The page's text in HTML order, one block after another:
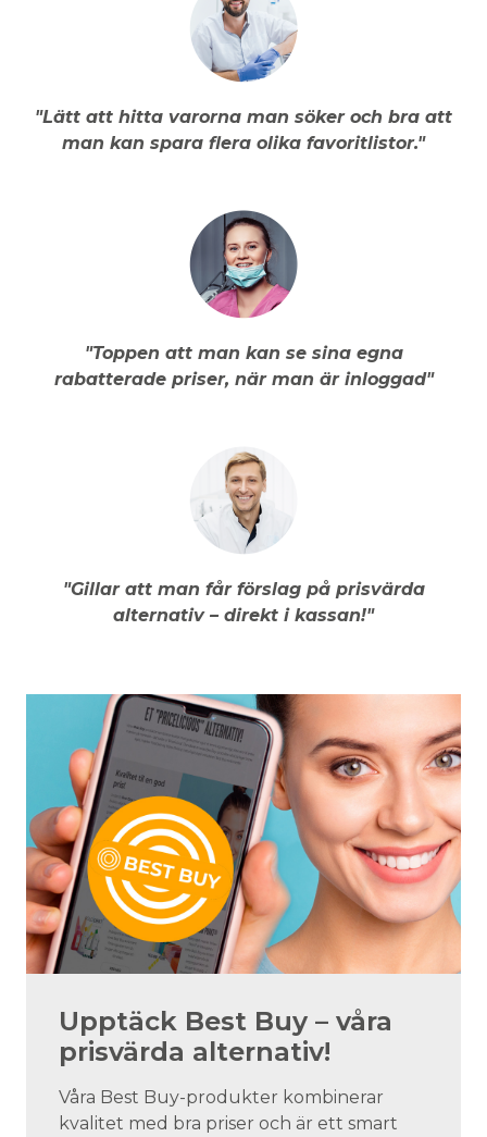
"Lätt att hitta varorna man söker och bra att
man kan spara flera olika favoritlistor."
"Toppen att man kan se sina egna
rabatterade priser, när man är inloggad"
"Gillar att man får förslag på prisvärda
alternativ – direkt i kassan!"
Upptäck Best Buy – våra
prisvärda alternativ!
Våra Best Buy-produkter kombinerar
kvalitet med bra priser och är ett smart